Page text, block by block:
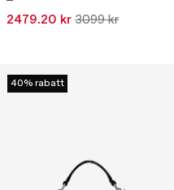
2479.20 kr 3099 kr
40% rabatt